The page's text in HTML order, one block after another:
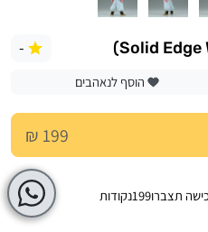
-
הוסף לנאהבים
199 ₪
תצברו199נקודות